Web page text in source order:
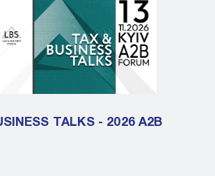
TALKS - 2026 A2B